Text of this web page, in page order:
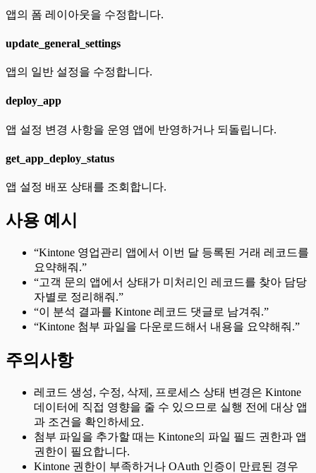
앱의 폼 레이아웃을 수정합니다.
update_general_settings
앱의 일반 설정을 수정합니다.
deploy_app
앱 설정 변경 사항을 운영 앱에 반영하거나 되돌립니다.
get_app_deploy_status
앱 설정 배포 상태를 조회합니다.
사용 예시
“Kintone 영업관리 앱에서 이번 달 등록된 거래 레코드를
요약해줘.”
“고객 문의 앱에서 상태가 미처리인 레코드를 찾아 담당
자별로 정리해줘.”
“이 분석 결과를 Kintone 레코드 댓글로 남겨줘.”
“Kintone 첨부 파일을 다운로드해서 내용을 요약해줘.”
주의사항
레코드 생성, 수정, 삭제, 프로세스 상태 변경은 Kintone
데이터에 직접 영향을 줄 수 있으므로 실행 전에 대상 앱
과 조건을 확인하세요.
첨부 파일을 추가할 때는 Kintone의 파일 필드 권한과 앱
권한이 필요합니다.
Kintone 권한이 부족하거나 OAuth 인증이 만료된 경우